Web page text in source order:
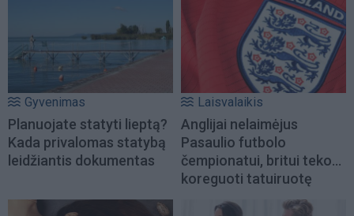
Gyvenimas
Planuojate statyti lieptą?
Kada privalomas statybą
leidžiantis dokumentas
Laisvalaikis
Anglijai nelaimėjus
Pasaulio futbolo
čempionatui, britui teko...
koreguoti tatuiruotę